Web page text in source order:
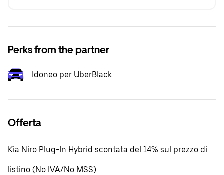
Perks from the partner
Idoneo per UberBlack
Offerta
Kia Niro Plug-In Hybrid scontata del 14% sul prezzo di
listino (No IVA/No MSS).